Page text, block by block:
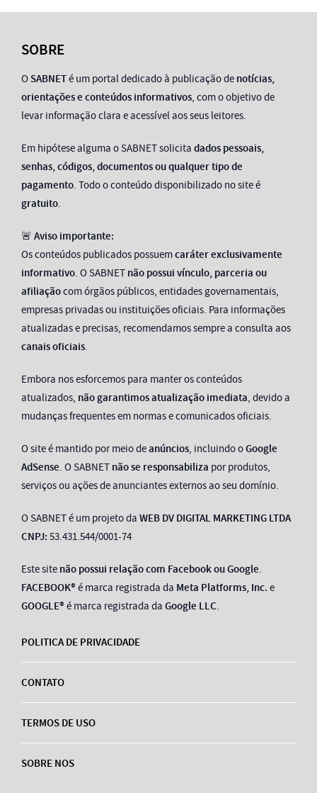
SOBRE
O SABNETé um portal dedicado à publicação de notícias,
orientações e conteúdos informativos, com o objetivo de
levar informação clara e acessível aos seus leitores.
Em hipótese alguma o SABNET solicita dados pessoais,
senhas, códigos, documentos ou qualquer tipo de
pagamento. Todo o conteúdo disponibilizado no site é
gratuito.
🚨 Aviso importante:
Os conteúdos publicados possuemcaráter exclusivamente
informativo. O SABNET não possui vínculo, parceria ou
afiliaçãocom órgãos públicos, entidades governamentais,
empresas privadas ou instituições oficiais. Para informações
atualizadas e precisas, recomendamos sempre a consulta aos
canais oficiais.
Embora nos esforcemos para manter os conteúdos
atualizados, não garantimos atualização imediata, devido a
mudanças frequentes em normas e comunicados oficiais.
O site é mantido por meio deanúncios, incluindo oGoogle
AdSense. O SABNET não se responsabiliza por produtos,
serviços ou ações de anunciantes externos ao seu domínio.
O SABNET é um projeto da WEB DV DIGITAL MARKETING LTDA
CNPJ: 53.431.544/0001-74
Este site não possui relação com Facebook ou Google.
FACEBOOK®é marca registrada da Meta Platforms, Inc. e
GOOGLE®é marca registrada da Google LLC.
POLITICA DE PRIVACIDADE
CONTATO
TERMOS DE USO
SOBRE NOS